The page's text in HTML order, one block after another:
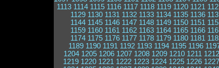
1113 1114 1115 1116 1117 1118 1119 1120 1121
1129 1130 1131 1132 1133 1134 1135 1136
1144 1145 1146 1147 1148 1149 1150 1151
1159 1160 1161 1162 1163 1164 1165 1166
1174 1175 1176 1177 1178 1179 1180 1181
1189 1190 1191 1192 1193 1194 1195 1196
1204 1205 1206 1207 1208 1209 1210 1211 1212
1219 1220 1221 1222 1223 1224 1225 1226 1227